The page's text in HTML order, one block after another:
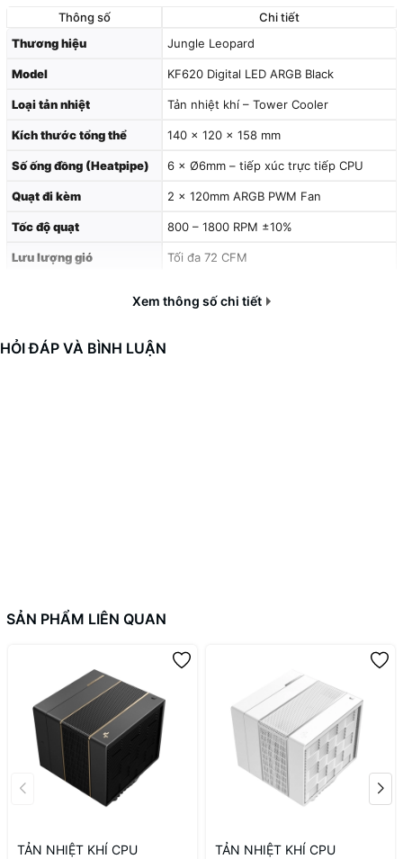
người dùng văn phòng.
Khả năng tương thích rộng rãi, hỗ trợ hầu hết socket Intel &
AMD hiện nay.
🎯 Ứng dụng
✔️ Tản nhiệt hiệu quả cho CPU hiệu năng cao.
✔️ Build PC gaming, workstation cần làm mát mạnh mẽ & đẹp mắt.
sự tiện ích của màn hình hiển thị nhiệt độ
làm mát mạnh mẽ, thông minh và đậm chất gaming cho dàn PC
Thông số
Chi tiết
Thương hiệu
Jungle Leopard
Model KF620 Digital LED ARGB Black
Loại tản nhiệt Tản nhiệt khí – Tower Cooler
Kích thước tổng thể 140 × 120 × 158 mm
Số ống đồng (Heatpipe) 6 × Ø6mm – tiếp xúc trực tiếp CPU
Quạt đi kèm 2 × 120mm ARGB PWM Fan
Tốc độ quạt 800 – 1800 RPM ±10%
Lưu lượng gió Tối đa 72 CFM
Đèn LED
Xem thông số chi tiết
HỎI ĐÁP VÀ BÌNH LUẬN
SẢN PHẨM LIÊN QUAN
TẢN NHIỆT KHÍ CPU
TẢN NHIỆT KHÍ CPU